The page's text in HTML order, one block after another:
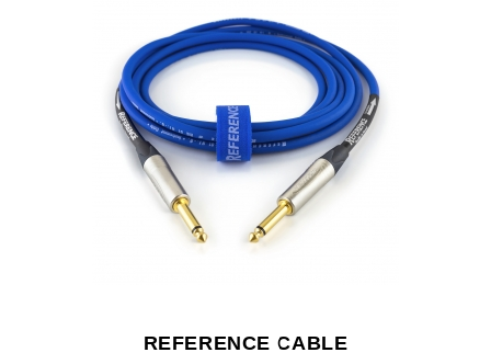
REFERENCE CABLE